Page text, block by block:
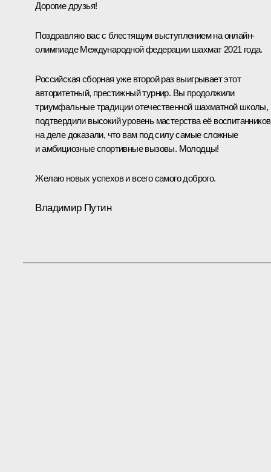
Дорогие друзья!
Поздравляю вас с блестящим выступлением на онлайн-
олимпиаде Международной федерации шахмат 2021 года.
Российская сборная уже второй раз выигрывает этот
авторитетный, престижный турнир. Вы продолжили
триумфальные традиции отечественной шахматной школы,
подтвердили высокий уровень мастерства её
на деле доказали, что вам под силу самые сложные
и амбициозные спортивные вызовы. Молодцы!
Желаю новых успехов и всего самого доброго.
Владимир Путин